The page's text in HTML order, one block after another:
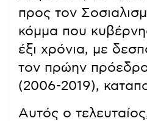
προς τον
κόμμα που
έξι χρόνια, με
τον πρώην
(2006-2019),
Αυτός ο